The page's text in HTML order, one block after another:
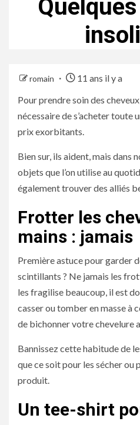
romain
11 ans il y a
Pour prendre soin des
nécessaire de s’acheter toute
prix exorbitants.
Bien sur, ils aident, mais dans
objets que l’on utilise au
également trouver des alliés
Frotter les
mains : jamais
Première astuce pour garder
scintillants ? Ne jamais les
les fragilise beaucoup, il est
casser ou tomber en masse à
de bichonner votre chevelure
Bannissez cette habitude de
que ce soit pour les sécher ou
produit.
Un tee-shirt